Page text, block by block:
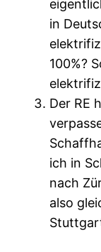
in
100%?
Der RE
ich in
nach
also